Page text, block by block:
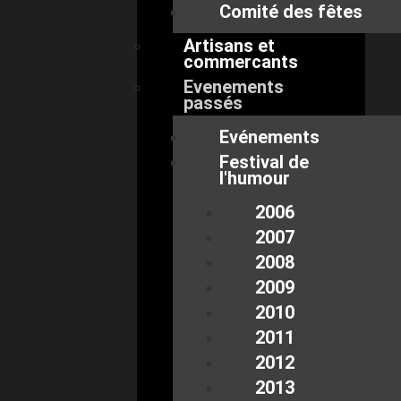
Comité des fêtes
Artisans et
commercants
Evenements
passés
Evénements
Festival de
l'humour
2006
2007
2008
2009
2010
2011
2012
2013